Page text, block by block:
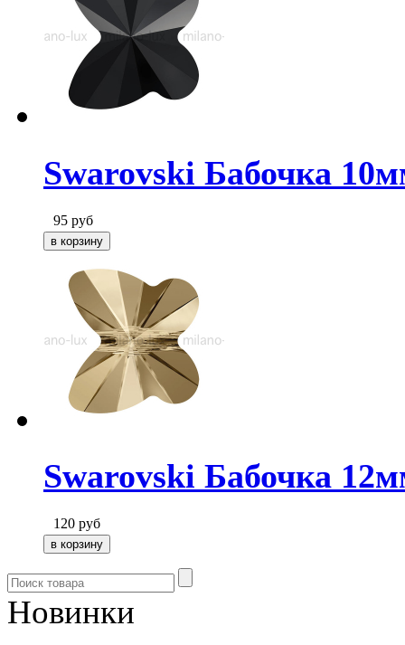
Swarovski Бабочка
95 руб
Swarovski Бабочка
120 руб
Новинки